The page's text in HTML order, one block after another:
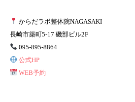
からだラボ整体院NAGASAKI
長崎市築町5-17 磯部ビル2F
095-895-8864
公式HP
WEB予約